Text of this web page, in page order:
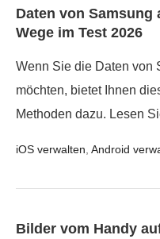
Daten von Samsung
Wege im Test 2026
Wenn Sie die Daten von
möchten, bietet Ihnen
Methoden dazu. Lesen
iOS verwalten, Android
Bilder vom Handy